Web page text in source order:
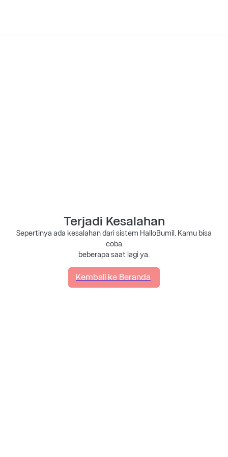
Terjadi Kesalahan
Sepertinya ada kesalahan dari sistem HalloBumil. Kamu bisa
coba
beberapa saat lagi ya.
Kembali ke Beranda